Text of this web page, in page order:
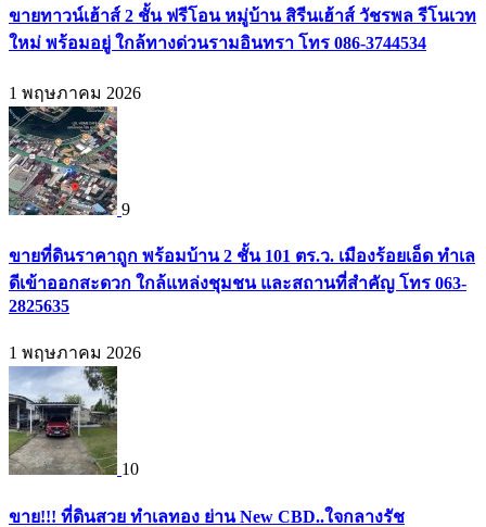
ขายทาวน์เฮ้าส์ 2 ชั้น ฟรีโอน หมู่บ้าน สิรีนเฮ้าส์ วัชรพล รีโนเวท
ใหม่ พร้อมอยู่ ใกล้ทางด่วนรามอินทรา โทร 086-3744534
1 พฤษภาคม 2026
9
ขายที่ดินราคาถูก พร้อมบ้าน 2 ชั้น 101 ตร.ว. เมืองร้อยเอ็ด ทำเล
ดีเข้าออกสะดวก ใกล้แหล่งชุมชน และสถานที่สำคัญ โทร 063-
2825635
1 พฤษภาคม 2026
10
ขาย!!! ที่ดินสวย ทำเลทอง ย่าน New CBD..ใจกลางรัช